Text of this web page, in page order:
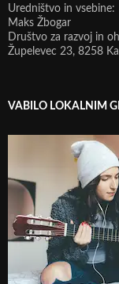
Uredništvo in vsebine:
Maks Žbogar
Društvo za razvoj in
Župelevec 23, 8258
VABILO LOKALNIM